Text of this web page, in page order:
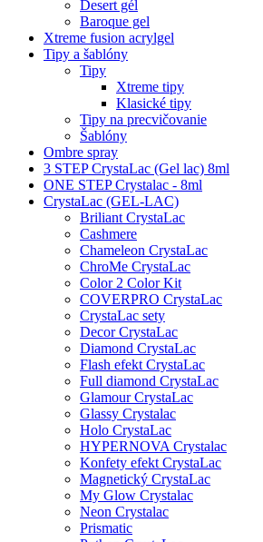
Desert gél
Baroque gel
Xtreme fusion acrylgel
Tipy a šablóny
Tipy
Xtreme tipy
Klasické tipy
Tipy na precvičovanie
Šablóny
Ombre spray
3 STEP CrystaLac (Gel lac) 8ml
ONE STEP Crystalac - 8ml
CrystaLac (GEL-LAC)
Briliant CrystaLac
Cashmere
Chameleon CrystaLac
ChroMe CrystaLac
Color 2 Color Kit
COVERPRO CrystaLac
CrystaLac sety
Decor CrystaLac
Diamond CrystaLac
Flash efekt CrystaLac
Full diamond CrystaLac
Glamour CrystaLac
Glassy Crystalac
Holo CrystaLac
HYPERNOVA Crystalac
Konfety efekt CrystaLac
Magnetický CrystaLac
My Glow Crystalac
Neon Crystalac
Prismatic